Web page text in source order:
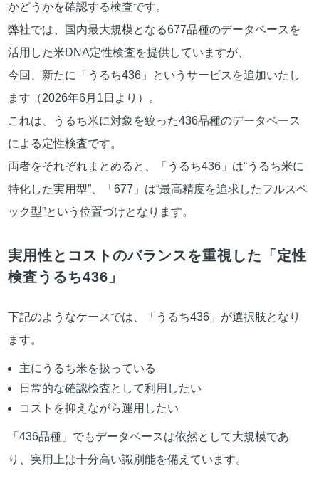
かどうかを確認する検査です。
弊社では、国内最大規模となる677品種のデータベースを
活用した米DNA定性検査を提供していますが、
今回、新たに「うるち436」というサービスを追加いたし
ます（2026年6月1日より）。
これは、うるち米に対象を絞った436品種のデータベース
による定性検査です。
両者をそれぞれまとめると、「うるち436」は“うるち米に
特化した実用型”、「677」は“最高精度を追求したフルスペ
ック型”という位置づけとなります。
実用性とコストのバランスを重視した「定性
検査うるち436」
下記のようなケースでは、「うるち436」が選択肢となり
ます。
主にうるち米を扱っている
日常的な確認検査として利用したい
コストを抑えながら運用したい
「436品種」でもデータベースは依然として大規模であ
り、実用上は十分高い識別能を備えています。